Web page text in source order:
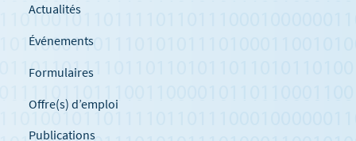
Actualités
Événements
Formulaires
Offre(s) d’emploi
Publications